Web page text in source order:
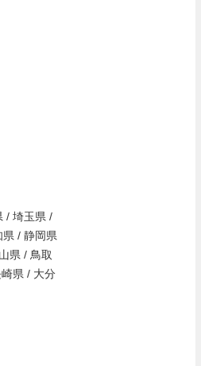
/ 埼玉県 /
/ 静岡県
県 / 鳥取
県 / 大分